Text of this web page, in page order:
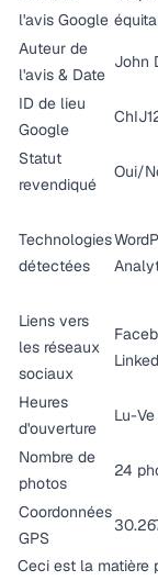
l'avis Google
Auteur de
l'avis & Date
John
ID de lieu
Google
Statut
revendiqué
Oui/
Technologies
détectées
Liens vers
les réseaux
sociaux
Heures
d'ouverture
Lu-Ve
Nombre de
photos
24
Coordonnées
GPS
Ceci est la matière